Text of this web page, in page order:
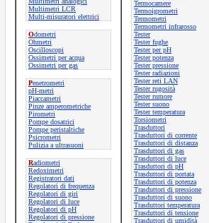
Multimetri LCR
Multi-misuratori elettrici
Odometri
Ohmetri
Oscilloscopi
Ossimetri per acqua
Ossimetri per gas
Penetrometri
pH-metri
Piaccametri
Pinze amperometriche
Pirometri
Pompe dosatrici
Pompe peristaltiche
Psicrometri
Pulizia a ultrasuoni
Radiometri
Redoximetri
Registratori dati
Regolatori di frequenza
Regolatori di giri
Regolatori di luce
Regolatori di pH
Regolatori di pressione
Termocamere
Termoigrometri
Termometri
Termometri infrarosso
Tester
Tester fughe
Tester per pH
Tester potenza
Tester pressione
Tester radiazioni
Tester reti LAN
Tester rugosità
Tester rumore
Tester suono
Tester temperatura
Torsiometri
Trasduttori
Trasduttori di corrente
Trasduttori di distanza
Trasduttori di gas
Trasduttori di luce
Trasduttori di pH
Trasduttori di portata
Trasduttori di potenza
Trasduttori di pressione
Trasduttori di suono
Trasduttori temperatura
Trasduttori di tensione
Trasduttori di umidità